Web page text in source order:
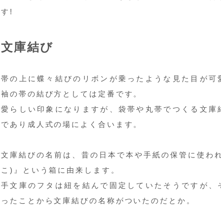
す!
文庫結び
帯の上に蝶々結びのリボンが乗ったような見た目が
袖の帯の結び方としては定番です。
愛らしい印象になりますが、袋帯や丸帯でつくる文
であり成人式の場によく合います。
文庫結びの名前は、昔の日本で本や手紙の保管に使わ
こ)』という箱に由来します。
手文庫のフタは紐を結んで固定していたそうですが
ったことから文庫結びの名称がついたのだとか。